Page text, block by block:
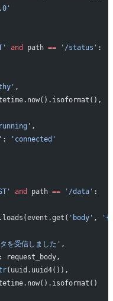
and path == '/status' :
,
,
:
'connected'
and path == '/data' :
'body' , '
を受信しました' ,
: request_body,
(uuid.uuid4()),